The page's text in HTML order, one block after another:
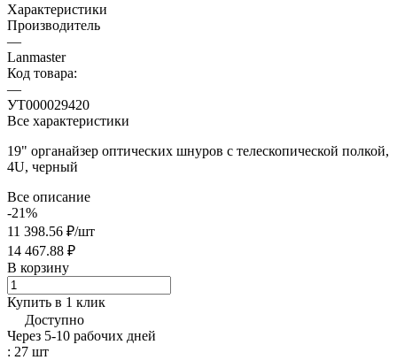
Характеристики
Производитель
—
Lanmaster
Код товара:
—
УТ000029420
Все характеристики
19" органайзер оптических шнуров с телескопической полкой,
4U, черный
Все описание
-21%
11 398.56 ₽/шт
14 467.88 ₽
В корзину
Купить в 1 клик
Доступно
Через 5-10 рабочих дней
: 27 шт